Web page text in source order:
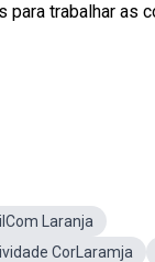
para trabalhar as
Laranja
CorLaramja